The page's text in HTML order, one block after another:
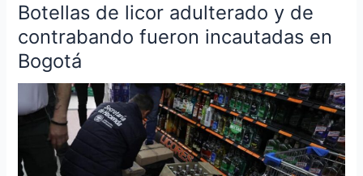
Botellas de licor adulterado y de
contrabando fueron incautadas en
Bogotá
Botellas
licor
adulterado
y
de
contrabando
fueron
incautadas